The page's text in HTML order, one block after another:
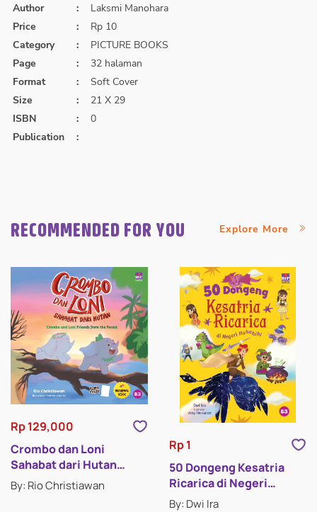
Author :
Laksmi Manohara
Price
:
Rp 10
Category
:
PICTURE BOOKS
Page
:
32 halaman
Format
:
Soft Cover
Size
:
21 X 29
ISBN
:
0
Publication
:
RECOMMENDED FOR YOU Explore More
Rp 129,000
Crombo dan Loni
Sahabat dari Hutan
(Crombo and Loni
Friends from the Forest)
By: Rio Christiawan
Rp 1
50 Dongeng Kesatria
Ricarica di Negeri
Hahahihi
By: Dwi Ira